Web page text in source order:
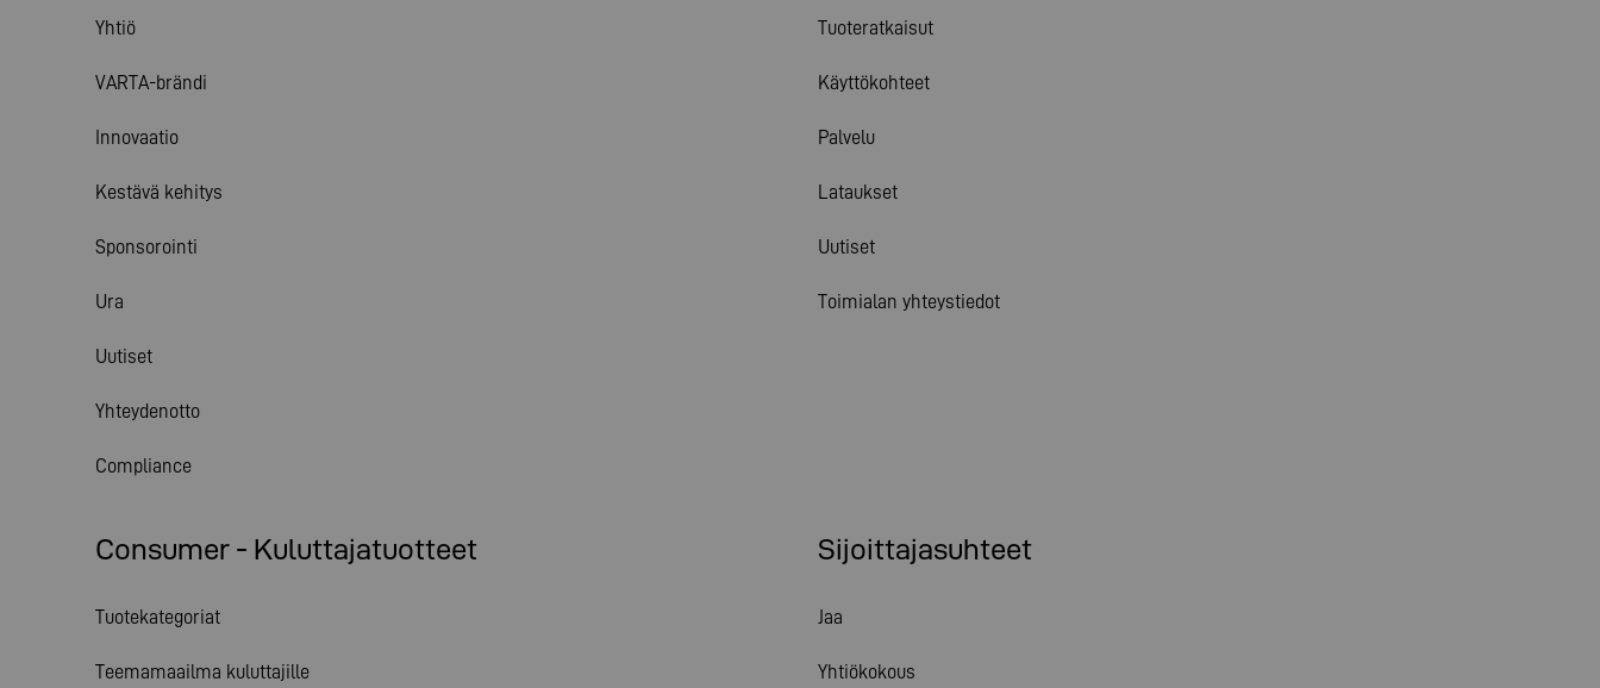
Yhtiö
VARTA-brändi
Innovaatio
Kestävä kehitys
Sponsorointi
Ura
Uutiset
Yhteydenotto
Compliance
Consumer - Kuluttajatuotteet
Tuotekategoriat
Teemamaailma kuluttajille
Tuoteratkaisut
Käyttökohteet
Palvelu
Lataukset
Uutiset
Toimialan yhteystiedot
Sijoittajasuhteet
Jaa
Yhtiökokous